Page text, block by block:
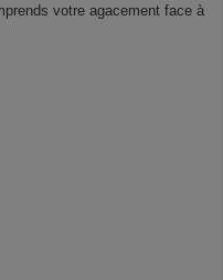
votre agacement face à